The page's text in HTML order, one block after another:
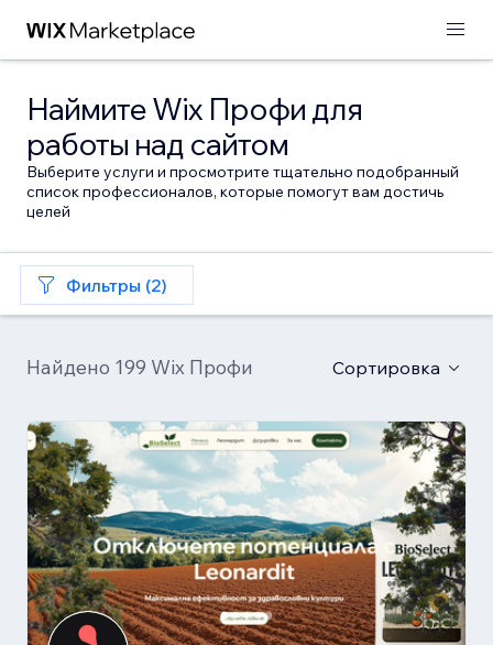
Наймите Wix Профи для
работы над сайтом
Выберите услуги и просмотрите тщательно подобранный
список профессионалов, которые помогут вам достичь
целей
Фильтры (2)
Найдено 199 Wix Профи Сортировка